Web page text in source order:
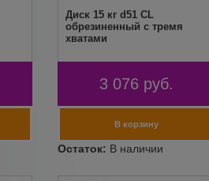
Диск 15 кг d51 CL
обрезиненный с тремя
хватами
3 076 руб.